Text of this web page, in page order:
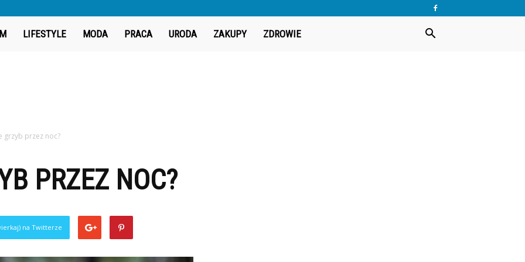
LIFESTYLE MODA PRACA URODA ZAKUPY ZDROWIE
grzyb przez noc?
PRZEZ NOC?
na Twitterze